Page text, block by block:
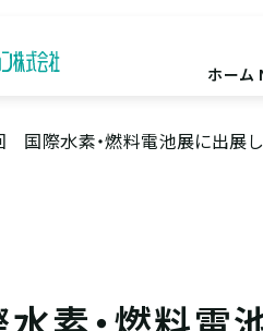
ホーム
国際水素・燃料電池展に出展し